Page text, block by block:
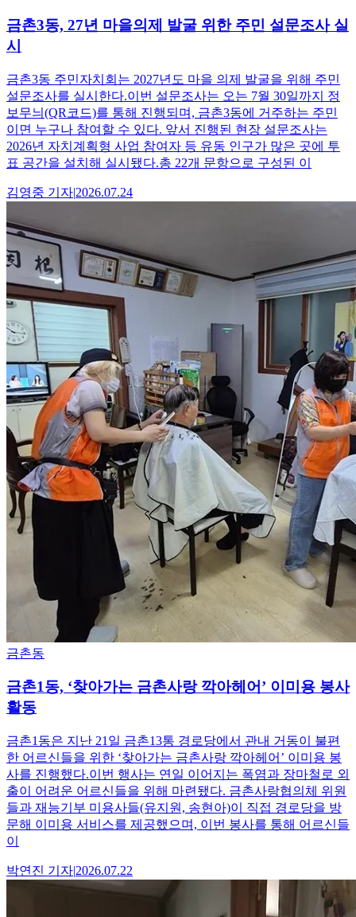
금촌3동, 27년 마을의제 발굴 위한 주민 설문조사 실
시
금촌3동 주민자치회는 2027년도 마을 의제 발굴을 위해 주민
설문조사를 실시한다.이번 설문조사는 오는 7월 30일까지 정
보무늬(QR코드)를 통해 진행되며, 금촌3동에 거주하는 주민
이면 누구나 참여할 수 있다. 앞서 진행된 현장 설문조사는
2026년 자치계획형 사업 참여자 등 유동 인구가 많은 곳에 투
표 공간을 설치해 실시됐다.총 22개 문항으로 구성된 이
김영중 기자|2026.07.24
금촌동
금촌1동, ‘찾아가는 금촌사랑 깍아헤어’ 이미용 봉사
활동
금촌1동은 지난 21일 금촌13통 경로당에서 관내 거동이 불편
한 어르신들을 위한 ‘찾아가는 금촌사랑 깍아헤어’ 이미용 봉
사를 진행했다.이번 행사는 연일 이어지는 폭염과 장마철로 외
출이 어려운 어르신들을 위해 마련됐다. 금촌사랑협의체 위원
들과 재능기부 미용사들(유지원, 송현아)이 직접 경로당을 방
문해 이미용 서비스를 제공했으며, 이번 봉사를 통해 어르신들
이
박연진 기자|2026.07.22